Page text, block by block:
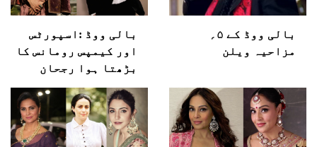
بالی ووڈ :اسپورٹس
اور کیمپس رومانس کا
بڑھتا ہوا رجحان
بالی ووڈ کے ۵؍
مزاحیہ ویلن